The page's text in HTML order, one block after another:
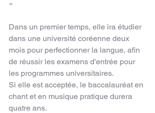
»
Dans un premier temps, elle ira étudier
dans une université coréenne deux
mois pour perfectionner la langue, afin
de réussir les examens d'entrée pour
les programmes universitaires.
Si elle est acceptée, le baccalauréat en
chant et en musique pratique durera
quatre ans.